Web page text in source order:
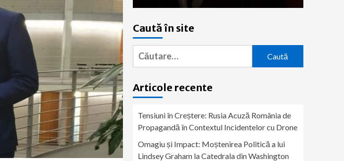
Caută în site
Caută
după:
Articole recente
Tensiuni în Creștere: Rusia Acuză România de
Propagandă în Contextul Incidentelor cu Drone
Omagiu și Impact: Moștenirea Politică a lui
Lindsey Graham la Catedrala din Washington